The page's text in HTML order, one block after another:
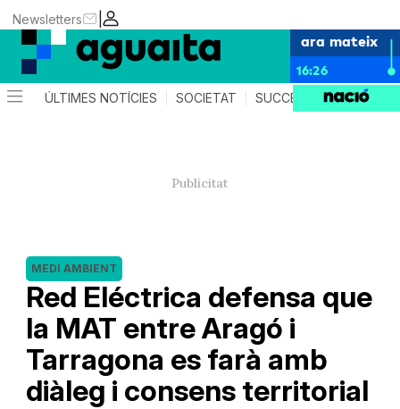
|
Newsletters
ara mateix
16:26
ÚLTIMES NOTÍCIES SOCIETAT SUCCESSOS AGENDA
Red Eléctrica defensa que
la MAT entre Aragó i
Tarragona es farà amb
diàleg i consens territorial
MEDI AMBIENT